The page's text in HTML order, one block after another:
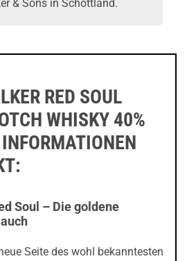
& Sons in Schottland.
RED SOUL
WHISKY 40%
Soul – Die goldene
Seite des wohl bekanntesten